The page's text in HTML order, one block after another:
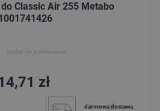
Classic Air 255 Metabo
dodaj do porównania
zł
darmowa dostawa